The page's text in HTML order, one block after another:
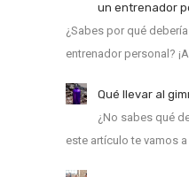
un entrenador
¿Sabes por qué
entrenador personal?
Qué llevar al
¿No sabes qué
este artículo te vamos